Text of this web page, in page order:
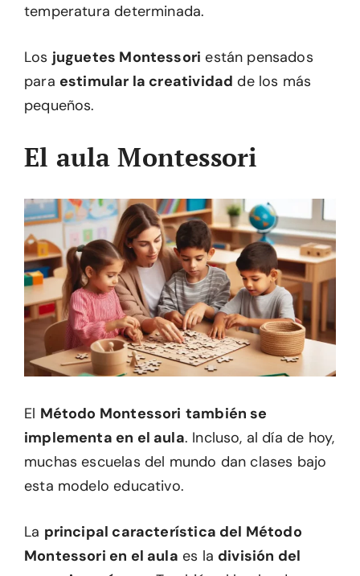
temperatura determinada.
Los juguetes Montessori están pensados
para estimular la creatividad de los más
pequeños.
El aula Montessori
El Método Montessori también se
implementa en el aula. Incluso, al día de hoy,
muchas escuelas del mundo dan clases bajo
esta modelo educativo.
La principal característica del Método
Montessori en el aula es la división del